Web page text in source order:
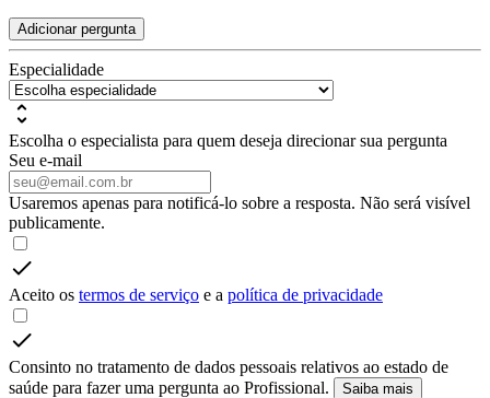
Adicionar pergunta
Especialidade
Escolha o especialista para quem deseja direcionar sua pergunta
Seu e-mail
Usaremos apenas para notificá-lo sobre a resposta. Não será visível
publicamente.
Aceito os termos de serviço e a política de privacidade
Consinto no tratamento de dados pessoais relativos ao estado de
saúde para fazer uma pergunta ao Profissional.
Saiba mais